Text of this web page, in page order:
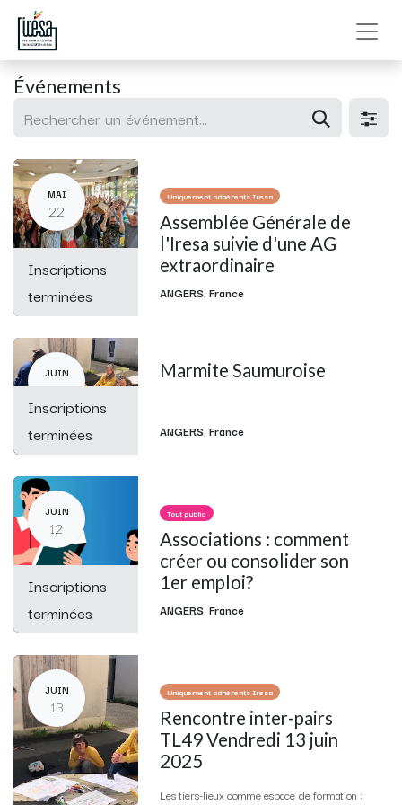
Événements
MAI
22
Inscriptions
terminées
Uniquement adhérents Iresa
Assemblée Générale de
l'Iresa suivie d'une AG
extraordinaire
ANGERS,France
JUIN
Inscriptions
terminées
Marmite Saumuroise
ANGERS,France
JUIN
12
Inscriptions
terminées
Tout public
Associations : comment
créer ou consolider son
1er emploi?
ANGERS,France
JUIN
13
Uniquement adhérents Iresa
Rencontre inter-pairs
TL49 Vendredi 13 juin
2025
Les tiers-lieux comme espace de formation :